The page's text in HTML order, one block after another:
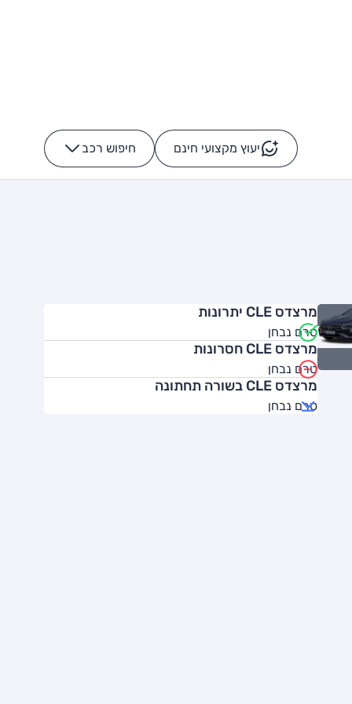
יעוץ מקצועי חינם חיפוש רכב -
מרצדס CLE יתרונות
טרם נבחן
מרצדס CLE חסרונות
טרם נבחן
מרצדס CLE בשורה תחתונה
טרם נבחן